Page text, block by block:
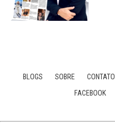
BLOGS SOBRE CONTATO
FACEBOOK